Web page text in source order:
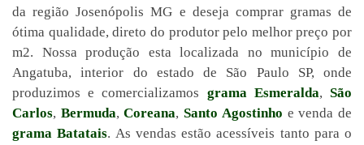
da região Josenópolis MG e deseja comprar gramas de
ótima qualidade, direto do produtor pelo melhor preço por
m2. Nossa produção esta localizada no município de
Angatuba, interior do estado de São Paulo SP, onde
produzimos e comercializamos grama Esmeralda,São
Carlos, Bermuda,Coreana,Santo Agostinho e venda de
grama Batatais. As vendas estão acessíveis tanto para o